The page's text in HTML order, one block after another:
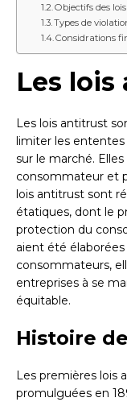
Objectifs des
Types de
Considrations
Les
Les lois antitrust
limiter les
sur le marché.
consommateur et
lois antitrust sont
étatiques, dont le
protection du
aient été
consommateurs,
entreprises à se
équitable.
Histoire
Les premières lois
promulguées en